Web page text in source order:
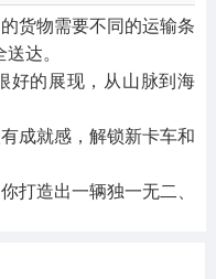
货物需要不同的运输条
达。
好的展现，从山脉到海
成就感，解锁新卡车和
打造出一辆独一无二、